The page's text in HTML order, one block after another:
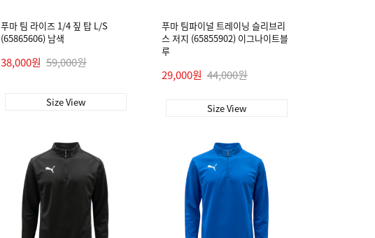
푸마 팀 라이즈 1/4 짚 탑 L/S
(65865606) 남색
38,000원 59,000원
Size View
푸마 팀파이널 트레이닝 슬리브리
스 저지 (65855902) 이그나이트블
루
29,000원 44,000원
Size View